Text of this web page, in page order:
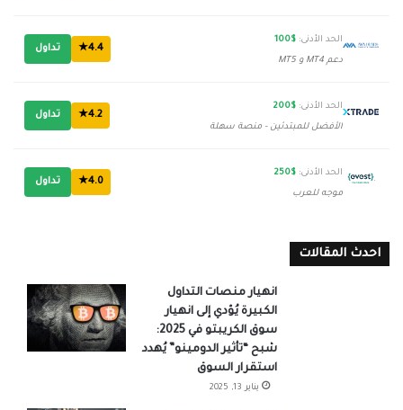
الحد الأدنى: $100
دعم MT4 و MT5
4.4★ تداول
الحد الأدنى: $200
الأفضل للمبتدئين - منصة سهلة
4.2★ تداول
الحد الأدنى: $250
موجه للعرب
4.0★ تداول
احدث المقالات
انهيار منصات التداول
الكبيرة يُؤدي إلى انهيار
سوق الكريبتو في 2025:
شبح “تأثير الدومينو” يُهدد
استقرار السوق
يناير 13, 2025